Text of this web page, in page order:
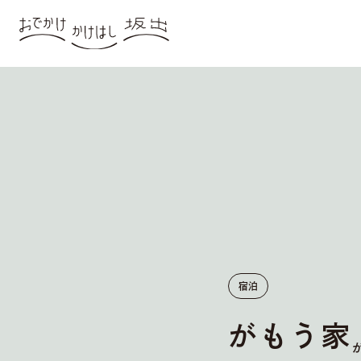
宿泊
がもう家